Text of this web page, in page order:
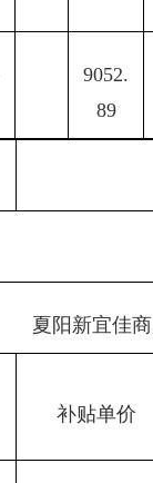
9052.
89
夏阳新宜佳
补贴单价